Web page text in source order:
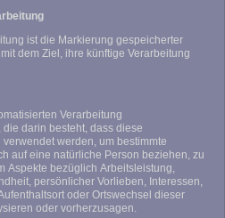
ist die Markierung gespeicherter
dem Ziel, ihre künftige Verarbeitung
Verarbeitung
darin besteht, dass diese
werden, um bestimmte
auf eine natürliche Person beziehen, zu
Aspekte bezüglich Arbeitsleistung,
persönlicher Vorlieben, Interessen,
oder Ortswechsel dieser
oder vorherzusagen.